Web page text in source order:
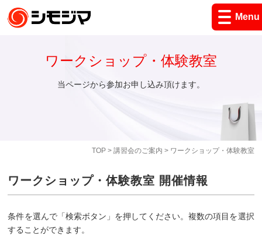
Menu
TOP> 講習会のご案内 > ワークショップ・体験教室
ワークショップ・体験教室
当ページから参加お申し込み頂けます。
ワークショップ・体験教室 開催情報
条件を選んで「検索ボタン」を押してください。複数の項目を選択
することができます。